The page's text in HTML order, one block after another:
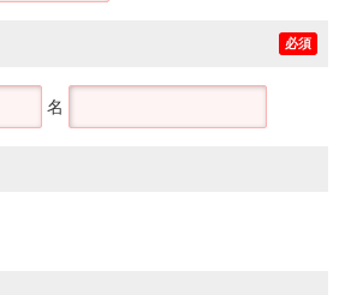
必須
名